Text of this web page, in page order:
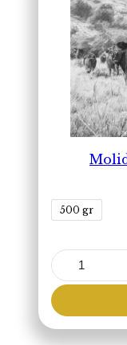
500 gr
Molida
Magra
(Libre
Pastoreo)
cantidad